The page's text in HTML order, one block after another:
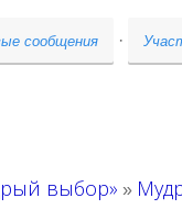
сообщения ·
выбор» »